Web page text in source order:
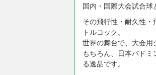
国内・国際大会試合
その飛行性・耐久性・
トルコック。
世界の舞台で、大会用
もちろん、日本バド
る逸品です。